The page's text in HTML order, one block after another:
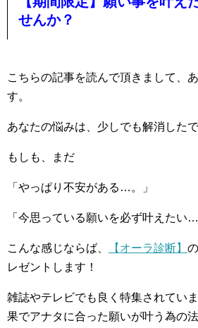
せんか？
こちらの記事を読んで頂きまして、
す。
あなたの悩みは、少しでも解消した
もしも、まだ
「やっぱり不安がある…。」
「今思っている願いを必ず叶えたい…
こんな感じならば、 【オーラ診断】
レゼントします！
雑誌やテレビでも良く特集されてい
果でアナタに合った願いが叶う為の